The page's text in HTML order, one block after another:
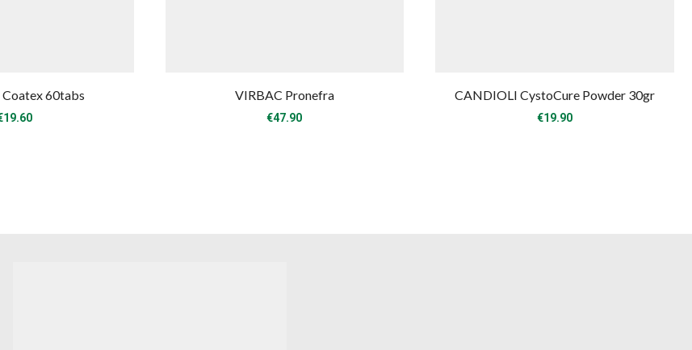
Coatex 60tabs
19.60
VIRBAC Pronefra
€47.90
CANDIOLI CystoCure Powder 30gr
€19.90